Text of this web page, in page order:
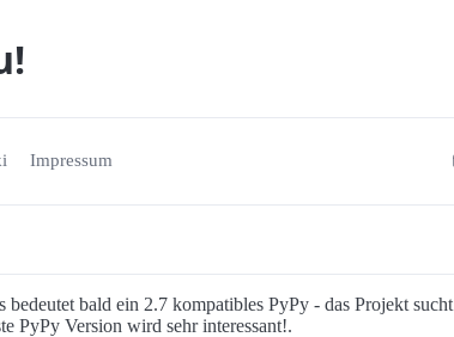
Impressum
bald ein 2.7 kompatibles PyPy - das Projekt sucht
PyPy Version wird sehr interessant!.